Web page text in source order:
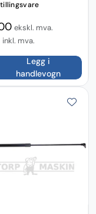
ekskl. mva.
inkl. mva.
Legg i
handlevogn